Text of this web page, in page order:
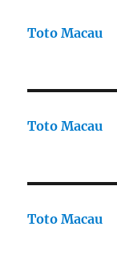
Toto Macau
Toto Macau
Toto Macau